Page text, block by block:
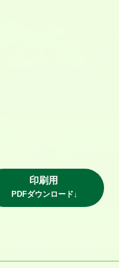
印刷用
PDFダウンロード↓